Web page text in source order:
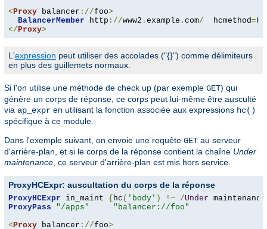
<Proxy balancer ://foo>
BalancerMember http ://www2 . example . com/
  hcmethod
=
</Proxy>
L'expression peut utiliser des accolades ("{}") comme délimiteurs
en plus des guillemets normaux.
Si l'on utilise une méthode de check up (par exemple GET) qui
génère un corps de réponse, ce corps peut lui-même être ausculté
via ap_expr en utilisant la fonction associée aux expressions hc()
spécifique à ce module.
Dans l'exemple suivant, on envoie une requête GET au serveur
d'arrière-plan, et si le corps de la réponse contient la chaîne Under
maintenance , ce serveur d'arrière-plan est mis hors service.
ProxyHCExpr: auscultation du corps de la réponse
ProxyHCExpr in_maint { hc ( 'body' ) !~ /Under maintenance
ProxyPass
"/apps"
"balancer://foo"
<Proxy balancer ://foo>